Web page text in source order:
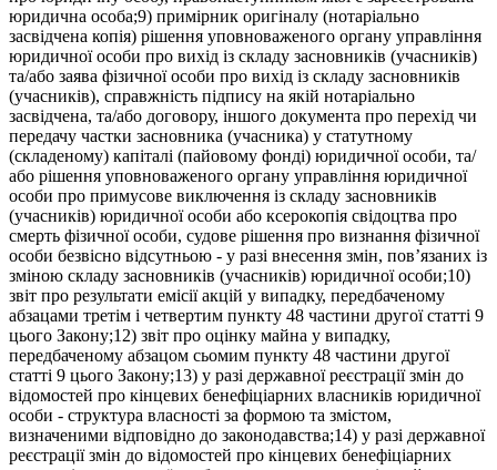
юридична особа;9) примірник оригіналу (нотаріально
засвідчена копія) рішення уповноваженого органу управління
юридичної особи про вихід із складу засновників (учасників)
та/або заява фізичної особи про вихід із складу засновників
(учасників), справжність підпису на якій нотаріально
засвідчена, та/або договору, іншого документа про перехід чи
передачу частки засновника (учасника) у статутному
(складеному) капіталі (пайовому фонді) юридичної особи, та/
або рішення уповноваженого органу управління юридичної
особи про примусове виключення із складу засновників
(учасників) юридичної особи або ксерокопія свідоцтва про
смерть фізичної особи, судове рішення про визнання фізичної
особи безвісно відсутньою - у разі внесення змін, пов’язаних із
зміною складу засновників (учасників) юридичної особи;10)
звіт про результати емісії акцій у випадку, передбаченому
абзацами третім і четвертим пункту 48 частини другої статті 9
цього Закону;12) звіт про оцінку майна у випадку,
передбаченому абзацом сьомим пункту 48 частини другої
статті 9 цього Закону;13) у разі державної реєстрації змін до
відомостей про кінцевих бенефіціарних власників юридичної
особи - структура власності за формою та змістом,
визначеними відповідно до законодавства;14) у разі державної
реєстрації змін до відомостей про кінцевих бенефіціарних